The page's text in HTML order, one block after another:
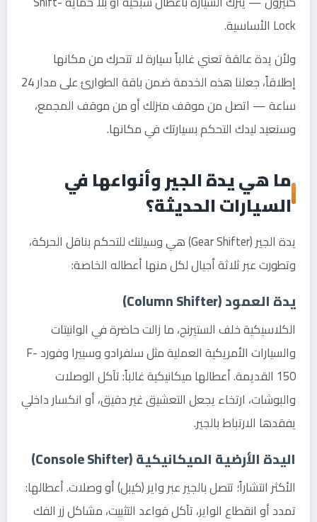
Lock الأساسية.
ولأن يدة عالقة تعني غالباً سيارة لا تتحرك من مكانها
إطلاقاً، جعلنا هذه الخدمة ضمن باقة الطوارئ على مدار 24
ساعة — اتصل من موقف منزلك أو من موقف المجمع،
وسنعيد ليدك التحكم بسيارتك في مكانها.
ما هي يدة الجير وأنواعها في
السيارات الحديثة؟
يدة الجير (Gear Shifter) هي وسيلتك للتحكم بناقل الحركة،
وتطورت عبر ثلاثة أجيال لكل منها أعطاله الخاصة:
يدة العمود (Column Shifter)
الكلاسيكية خلف الستيرنج، ما زالت حاضرة في الوانيتات
والسيارات الأمريكية العملية مثل سلفرادو وسييرا وفورد F-
150 القديمة. أعطالها ميكانيكية غالباً: تآكل الوصلات
والبوشات، ارتخاء يجعل التعشيق غير دقيق، أو انكسار داخلي
يفقدها الارتباط بالجير.
اليدة الأرضية الميكانيكية (Console Shifter)
الأكثر انتشاراً؛ تتصل بالجير عبر واير (كيبل) أو وصلات. أعطالها:
تمدد أو انقطاع الواير، تآكل قواعد التثبيت، مشاكل زر الفك